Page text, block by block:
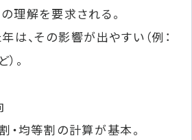
理解を要求される。
は、その影響が出やすい（例：
。
・均等割の計算が基本。